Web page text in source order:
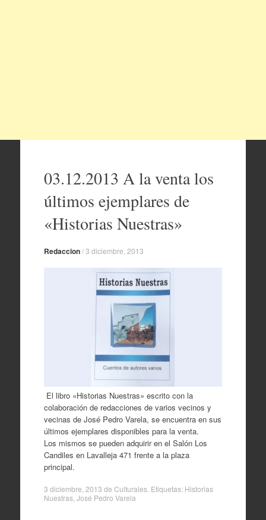
03.12.2013 A la venta los
últimos ejemplares de
«Historias Nuestras»
Redaccion/3 diciembre, 2013
El libro «Historias Nuestras» escrito con la
colaboración de redacciones de varios vecinos y
vecinas de José Pedro Varela, se encuentra en sus
últimos ejemplares disponibles para la venta.
Los mismos se pueden adquirir en el Salón Los
Candiles en Lavalleja 471 frente a la plaza
principal.
3 diciembre, 2013 de Culturales. Etiquetas: Historias
Nuestras, José Pedro Varela